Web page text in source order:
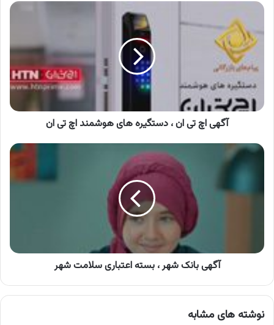
آگهی
تی
ان
دستگیره
های
هوشمند
اچ
آگهی اچ تی ان ، دستگیره های هوشمند اچ تی ان
آگهی
آگهی بانک شهر ، بسته اعتباری سلامت شهر
نوشته های مشابه